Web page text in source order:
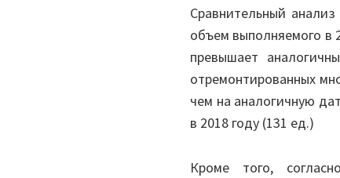
Сравнительный
объем выполняемого в
превышает
отремонтированных
чем на аналогичную
в 2018 году (131 ед.)
Кроме того,